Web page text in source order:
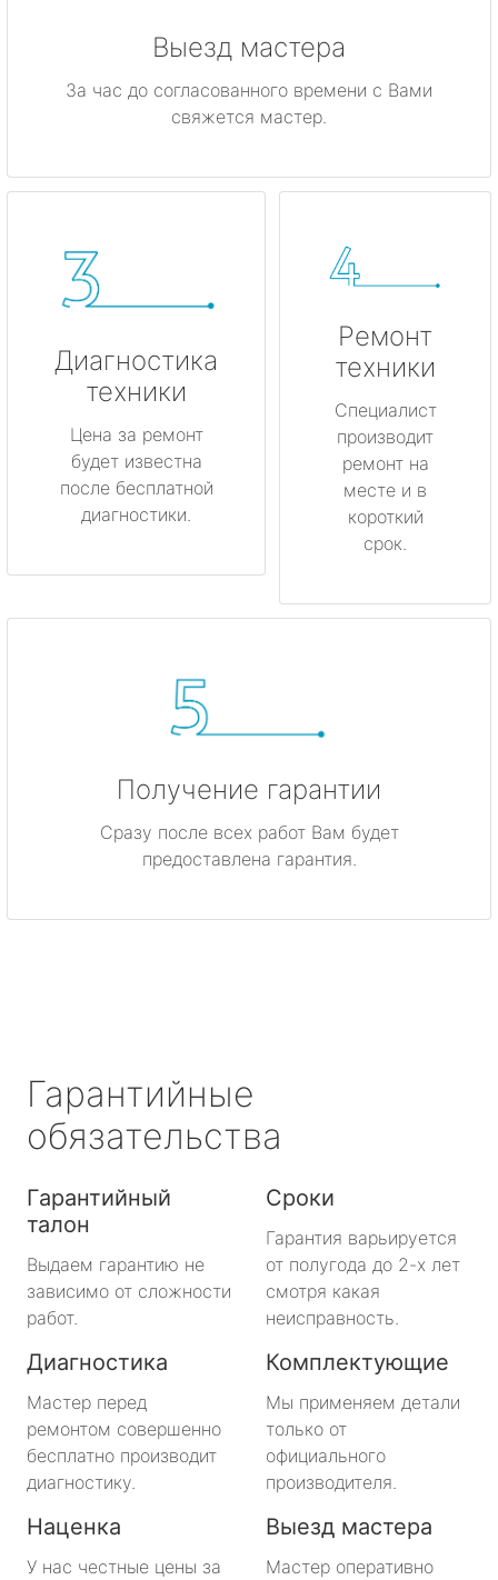
Выезд мастера
За час до согласованного времени с Вами
свяжется мастер.
Диагностика
техники
Цена за ремонт
будет известна
после бесплатной
диагностики.
Ремонт
техники
Специалист
производит
ремонт на
месте и в
короткий
срок.
Получение гарантии
Сразу после всех работ Вам будет
предоставлена гарантия.
Гарантийные
обязательства
Гарантийный
талон
Выдаем гарантию не
зависимо от сложности
работ.
Сроки
Гарантия варьируется
от полугода до 2-х лет
смотря какая
неисправность.
Диагностика
Мастер перед
ремонтом совершенно
бесплатно производит
диагностику.
Комплектующие
Мы применяем детали
только от
официального
производителя.
Наценка
У нас честные цены за
Выезд мастера
Мастер оперативно